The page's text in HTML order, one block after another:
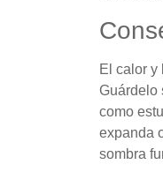
El calor y
Guárdelo
como
expanda
sombra